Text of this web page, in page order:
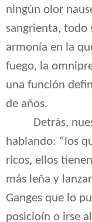
ningún olor
sangrienta, todo
armonía en la
fuego, la
una función
de años.
Detrás,
hablando: “los
ricos, ellos
más leña y
Ganges que lo
posicioín o irse